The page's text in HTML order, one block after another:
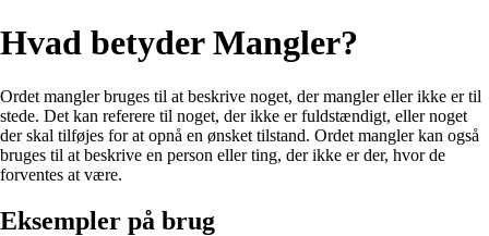
Hvad betyder Mangler?
Ordet mangler bruges til at beskrive noget, der mangler eller ikke er til
stede. Det kan referere til noget, der ikke er fuldstændigt, eller noget
der skal tilføjes for at opnå en ønsket tilstand. Ordet mangler kan også
bruges til at beskrive en person eller ting, der ikke er der, hvor de
forventes at være.
Eksempler på brug